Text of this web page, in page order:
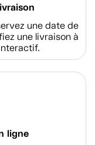
une date de
une livraison à
ligne